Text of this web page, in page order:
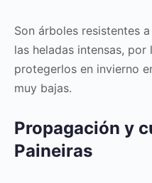
Son árboles resistentes
las heladas intensas,
protegerlos en invierno
muy bajas.
Propagación y
Paineiras